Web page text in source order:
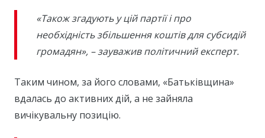
«Також згадують у цій партії і про
необхідність збільшення коштів для субсидій
громадян», – зауважив політичний експерт.
Таким чином, за його словами, «Батьківщина»
вдалась до активних дій, а не зайняла
вичікувальну позицію.